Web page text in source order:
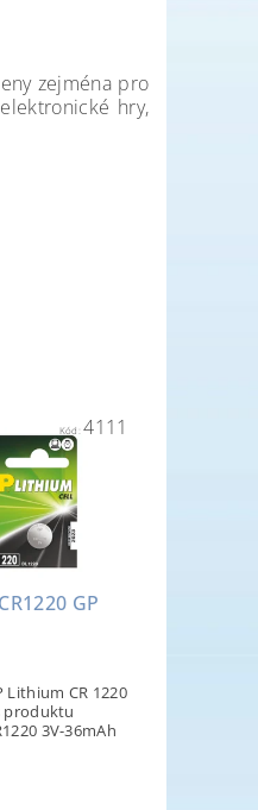
zejména pro
hry,
Kód:4111
GP
Lithium CR 1220
produktu
3V-36mAh